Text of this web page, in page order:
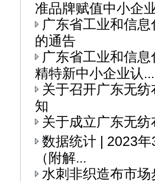
准品牌赋值中小企
广东省工业和信
的通告
广东省工业和信
精特新中小企业认...
关于召开广东无
知
关于成立广东无
数据统计 | 2023
（附解...
水刺非织造布市